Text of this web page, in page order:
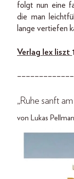
folgt nun eine
die man
lange vertiefen
Verlag lex liszt
„Ruhe sanft
von Lukas